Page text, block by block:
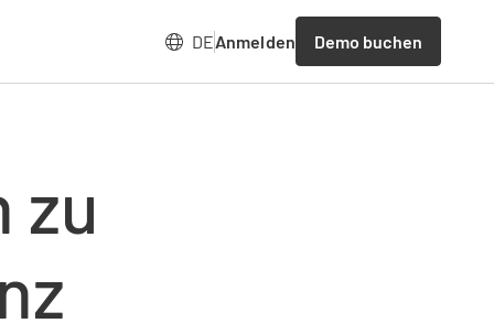
DEAnmelden Demo buchen
zu